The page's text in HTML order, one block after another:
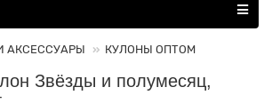
АКСЕССУАРЫ КУЛОНЫ ОПТОМ
Звёзды и полумесяц,